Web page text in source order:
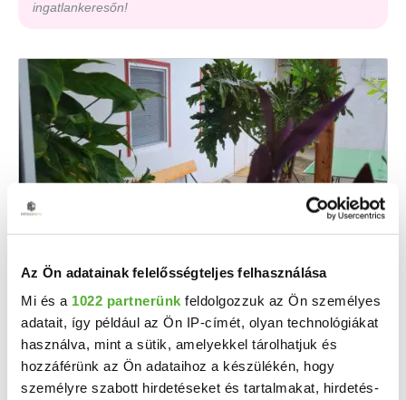
Az Ön adatainak felelősségteljes felhasználása
Mi és a 1022 partnerünk feldolgozzuk az Ön személyes
adatait, így például az Ön IP-címét, olyan technológiákat
használva, mint a sütik, amelyekkel tárolhatjuk és
hozzáférünk az Ön adataihoz a készülékén, hogy
személyre szabott hirdetéseket és tartalmakat, hirdetés-
ingatlankeresőn!
94 M Ft 878 505 Ft/m
Kaposújlak - Eladó családi ház
Somogy vármegyében Kaposújlakon eladó egy a tulajdoni lapon lakóház, udvar, gazdasági ...
5 szoba 107 m
telekméret: 2046 m² építés éve: 1980